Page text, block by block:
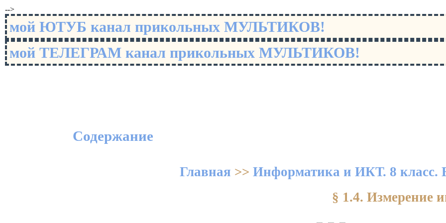
-->
мой ЮТУБ канал прикольных МУЛЬТИКОВ!
мой ТЕЛЕГРАМ канал прикольных МУЛЬТИКОВ!
Содержание
Главная >> Информатика и ИКТ. 8 класс.
§ 1.4. Измерение